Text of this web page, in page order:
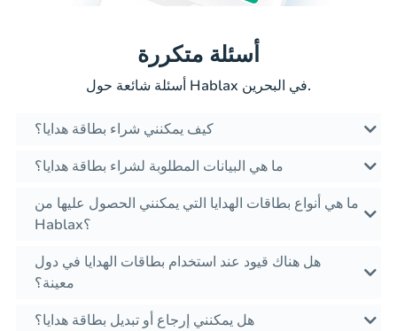
أسئلة متكررة
أسئلة شائعة حول Hablax في البحرين.
كيف يمكنني شراء بطاقة هدايا؟
ما هي البيانات المطلوبة لشراء بطاقة هدايا؟
ما هي أنواع بطاقات الهدايا التي يمكنني الحصول عليها من
Hablax؟
هل هناك قيود عند استخدام بطاقات الهدايا في دول
معينة؟
هل يمكنني إرجاع أو تبديل بطاقة هدايا؟